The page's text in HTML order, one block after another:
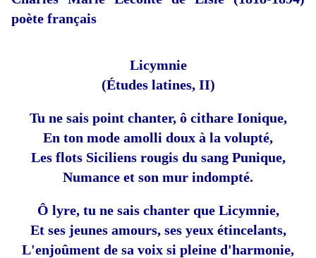
poète français
Licymnie
(Études latines, II)
Tu ne sais point chanter, ô cithare Ionique,
En ton mode amolli doux à la volupté,
Les flots Siciliens rougis du sang Punique,
Numance et son mur indompté.
Ô lyre, tu ne sais chanter que Licymnie,
Et ses jeunes amours, ses yeux étincelants,
L'enjoûment de sa voix si pleine d'harmonie,